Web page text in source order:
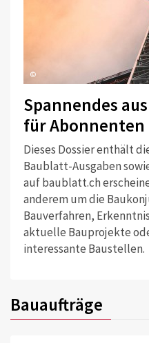
©
Spannendes
für Abonnenten
Dieses Dossier enthält
Baublatt-Ausgaben
auf baublatt.ch
anderem um die
Bauverfahren,
aktuelle Bauprojekte
interessante Baustellen.
Bauaufträge